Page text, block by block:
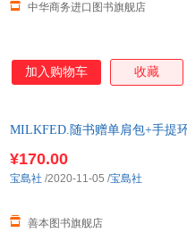
中华商务进口图书旗舰店
加入购物车 收藏
MILKFED.随书赠单肩包+手提
¥170.00
善本图书旗舰店
宝島社 /2020-11-05 /宝島社